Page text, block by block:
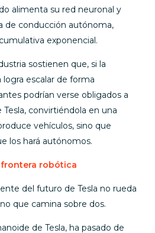
alimenta su red neuronal y
de conducción autónoma,
exponencial.
sostienen que, si la
escalar de forma
podrían verse obligados a
convirtiéndola en una
vehículos, sino que
los hará autónomos.
frontera robótica
del futuro de Tesla no rueda
que camina sobre dos.
de Tesla, ha pasado de